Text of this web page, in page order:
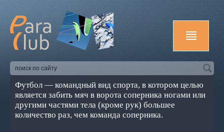
Футбол — командный вид спорта, в котором целью
является забить мяч в ворота соперника ногами или
другими частями тела (кроме рук) большее
количество раз, чем команда соперника.